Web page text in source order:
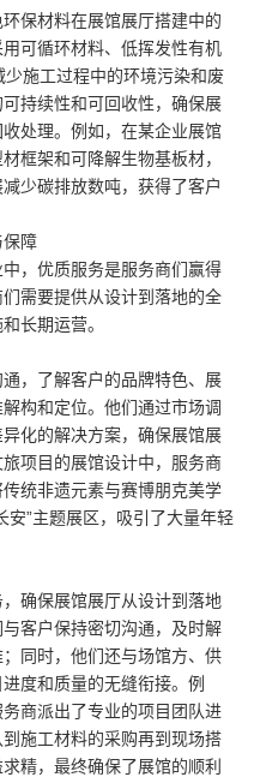
保材料在展馆展厅搭建中的
可循环材料、低挥发性有机
施工过程中的环境污染和废
持续性和可回收性，确保展
处理。例如，在某企业展馆
框架和可降解生物基板材，
少碳排放数吨，获得了客户
障
，优质服务是服务商们赢得
需要提供从设计到落地的全
长期运营。
，了解客户的品牌特色、展
构和定位。他们通过市场调
化的解决方案，确保展馆展
项目的展馆设计中，服务商
统非遗元素与赛博朋克美学
安”主题展区，吸引了大量年轻
确保展馆展厅从设计到落地
客户保持密切沟通，及时解
同时，他们还与场馆方、供
度和质量的无缝衔接。例
商派出了专业的项目团队进
施工材料的采购再到现场搭
精，最终确保了展馆的顺利